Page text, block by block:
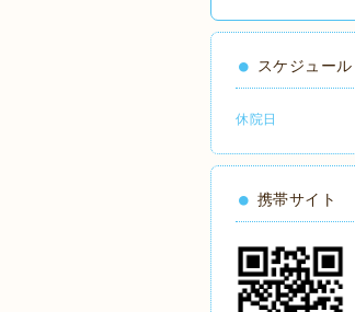
スケジュール
休院日
携帯サイト